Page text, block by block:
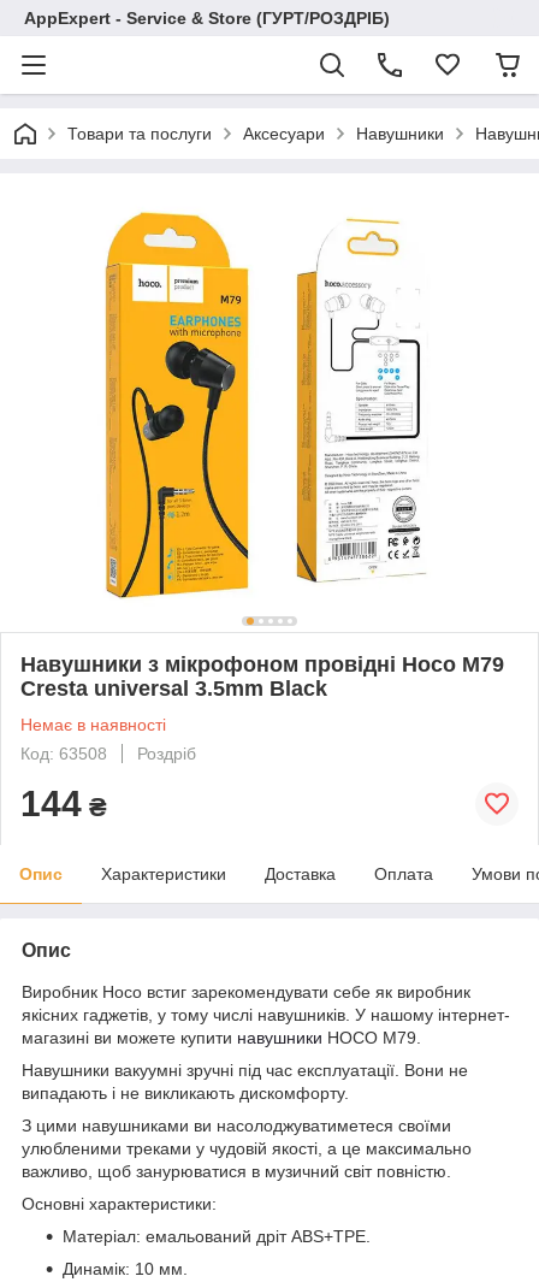
AppExpert - Service & Store (ГУРТ/РОЗДРІБ)
Товари та послуги Аксесуари Навушники
Навушники з мікрофоном провідні Hoco M79
Cresta universal 3.5mm Black
Немає в наявності
Код: 63508
Роздріб
144 ₴
Опис Характеристики Доставка Оплата Умови
Опис
Виробник Hoco встиг зарекомендувати себе як виробник
якісних гаджетів, у тому числі навушників. У нашому інтернет-
магазині ви можете купити навушники HOCO M79.
Навушники вакуумні зручні під час експлуатації. Вони не
випадають і не викликають дискомфорту.
З цими навушниками ви насолоджуватиметеся своїми
улюбленими треками у чудовій якості, а це максимально
важливо, щоб занурюватися в музичний світ повністю.
Основні характеристики:
Матеріал: емальований дріт ABS+TPE.
Динамік: 10 мм.